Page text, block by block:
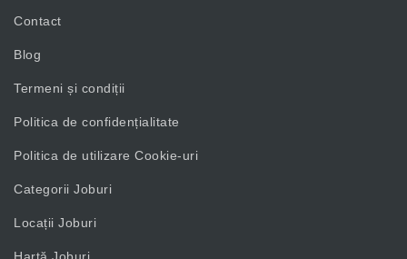
Contact
Blog
Termeni și condiții
Politica de confidențialitate
Politica de utilizare Cookie-uri
Categorii Joburi
Locații Joburi